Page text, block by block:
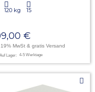
120 kg 15
€
MwSt & gratis Versand
Auf Lager: 4-5 Werktage